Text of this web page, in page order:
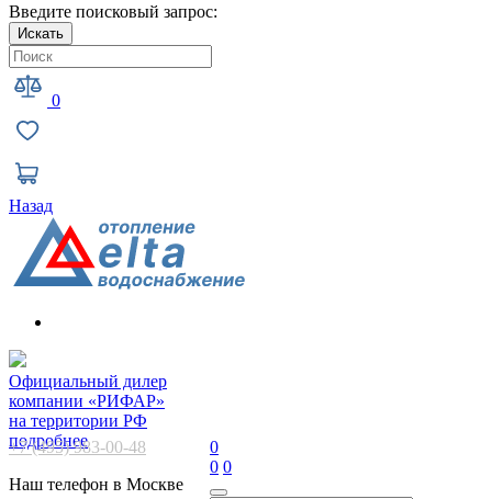
Введите поисковый запрос:
Искать
0
Назад
Официальный дилер
компании «РИФАР»
на территории РФ
подробнее
+7 (495) 983-00-48
Наш телефон в Москве
0
0 0